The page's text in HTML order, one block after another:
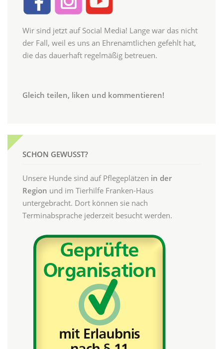
Wir sind jetzt auf Social Media! Lange war das nicht
der Fall, weil es uns an Ehrenamtlichen gefehlt hat,
die das dauerhaft regelmäßig betreuen.
Gleich teilen, liken und kommentieren!
SCHON GEWUSST?
Unsere Hunde sind auf Pflegeplätzen in der
Region und im Tierhilfe Franken-Haus
untergebracht. Dort können sie nach
Terminabsprache jederzeit besucht werden.